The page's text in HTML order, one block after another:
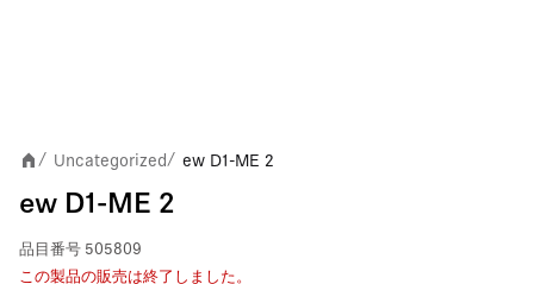
/ Uncategorized / ew D1-ME 2
ew D1-ME 2
品目番号 505809
この製品の販売は終了しました。